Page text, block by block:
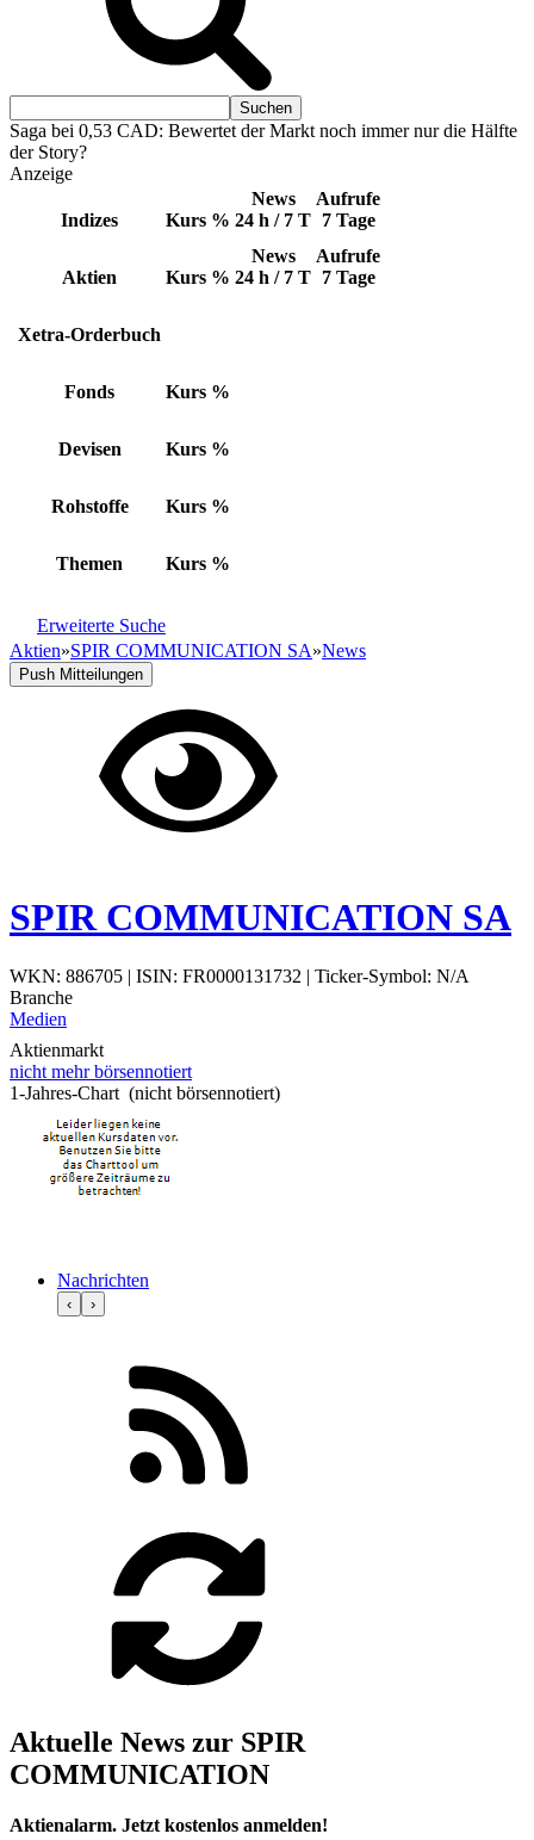
Saga bei 0,53 CAD: Bewertet der Markt noch immer nur die Hälfte
der Story?
Anzeige
Indizes Kurs %
News
24 h / 7 T
Aufrufe
7 Tage
Aktien Kurs %
News
24 h / 7 T
Aufrufe
7 Tage
Xetra-Orderbuch
Fonds Kurs %
Devisen Kurs %
Rohstoffe Kurs %
Themen Kurs %
Erweiterte Suche
Aktien»SPIR COMMUNICATION SA»News
Push Mitteilungen
SPIR COMMUNICATION SA
WKN: 886705 | ISIN: FR0000131732 | Ticker-Symbol: N/A
Branche
Medien
Aktienmarkt
nicht mehr börsennotiert
1-Jahres-Chart (nicht börsennotiert)
Nachrichten
‹ ›
Aktuelle News zur SPIR
COMMUNICATION
Aktienalarm. Jetzt kostenlos anmelden!